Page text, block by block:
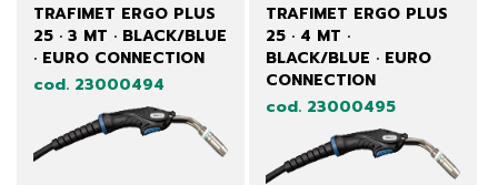
TRAFIMET ERGO PLUS
25 · 3 MT · BLACK/BLUE
· EURO CONNECTION
cod. 23000494
TRAFIMET ERGO PLUS
25 · 4 MT ·
BLACK/BLUE · EURO
CONNECTION
cod. 23000495